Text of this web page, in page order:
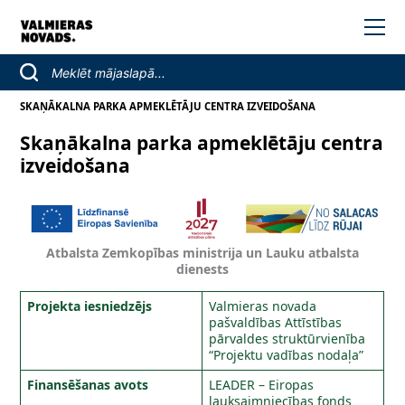
SKAŅĀKALNA PARKA APMEKLĒTĀJU CENTRA IZVEIDOŠANA
Skaņākalna parka apmeklētāju centra
izveidošana
Atbalsta Zemkopības ministrija un Lauku atbalsta
dienests
Projekta iesniedzējs
Valmieras novada
pašvaldības Attīstības
pārvaldes struktūrvienība
“Projektu vadības nodaļa”
Finansēšanas avots
LEADER – Eiropas
lauksaimniecības fonds